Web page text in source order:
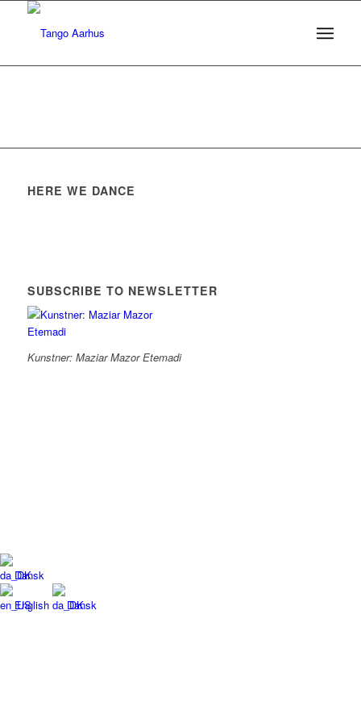
HERE WE DANCE
SUBSCRIBE TO NEWSLETTER
Kunstner: Maziar Mazor Etemadi
Dansk
English
Dansk